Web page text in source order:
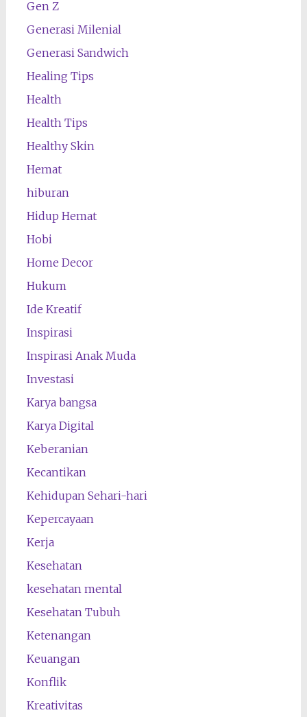
Gen Z
Generasi Milenial
Generasi Sandwich
Healing Tips
Health
Health Tips
Healthy Skin
Hemat
hiburan
Hidup Hemat
Hobi
Home Decor
Hukum
Ide Kreatif
Inspirasi
Inspirasi Anak Muda
Investasi
Karya bangsa
Karya Digital
Keberanian
Kecantikan
Kehidupan Sehari-hari
Kepercayaan
Kerja
Kesehatan
kesehatan mental
Kesehatan Tubuh
Ketenangan
Keuangan
Konflik
Kreativitas